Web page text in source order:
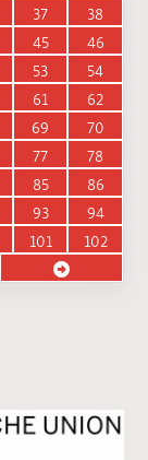
37
38
45
46
53
54
61
62
69
70
77
78
85
86
93
94
101
102